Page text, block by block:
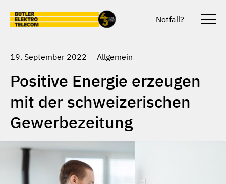
Notfall?
19. September 2022 unter
Allgemein
Positive Energie erzeugen
mit der schweizerischen
Gewerbezeitung